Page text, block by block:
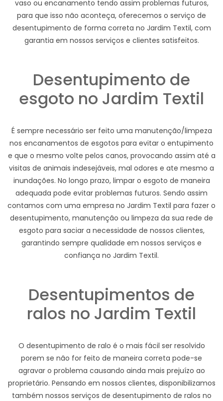
vaso ou encanamento tendo assim problemas futuros,
para que isso não aconteça, oferecemos o serviço de
desentupimento de forma correta no Jardim Textil, com
garantia em nossos serviços e clientes satisfeitos.
Desentupimento de
esgoto no Jardim Textil
É sempre necessário ser feito uma manutenção/limpeza
nos encanamentos de esgotos para evitar o entupimento
e que o mesmo volte pelos canos, provocando assim até a
visitas de animais indesejáveis, mal odores e ate mesmo a
inundações. No longo prazo, limpar o esgoto de maneira
adequada pode evitar problemas futuros. Sendo assim
contamos com uma empresa no Jardim Textil para fazer o
desentupimento, manutenção ou limpeza da sua rede de
esgoto para saciar a necessidade de nossos clientes,
garantindo sempre qualidade em nossos serviços e
confiança no Jardim Textil.
Desentupimentos de
ralos no Jardim Textil
O desentupimento de ralo é o mais fácil ser resolvido
porem se não for feito de maneira correta pode-se
agravar o problema causando ainda mais prejuízo ao
proprietário. Pensando em nossos clientes, disponibilizamos
também nossos serviços de desentupimento de ralos no